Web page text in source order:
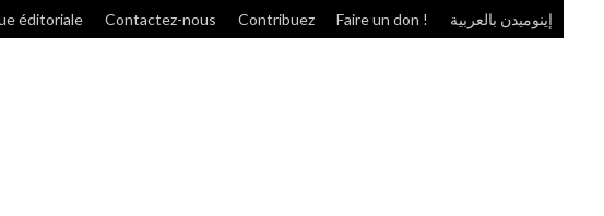
éditoriale Contactez-nous Contribuez Faire un don ! إينوميدن بالعربية